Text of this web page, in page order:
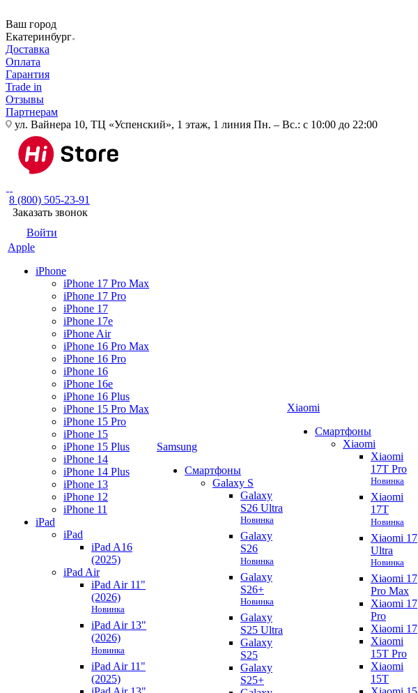
Ваш город
Екатеринбург
Доставка
Оплата
Гарантия
Trade in
Отзывы
Партнерам
ул. Вайнера 10, ТЦ «Успенский», 1 этаж, 1 линия Пн. – Вс.: с 10:00 до 22:00
8 (800) 505-23-91
Заказать звонок
Войти
Apple
iPhone
iPhone 17 Pro Max
iPhone 17 Pro
iPhone 17
iPhone 17e
iPhone Air
iPhone 16 Pro Max
iPhone 16 Pro
iPhone 16
iPhone 16e
iPhone 16 Plus
iPhone 15 Pro Max
iPhone 15 Pro
iPhone 15
iPhone 15 Plus
iPhone 14
iPhone 14 Plus
iPhone 13
iPhone 12
iPhone 11
iPad
iPad
iPad A16
(2025)
iPad Air
iPad Air 11"
(2026)
Новинка
iPad Air 13"
(2026)
Новинка
iPad Air 11"
(2025)
Samsung
Смартфоны
Galaxy S
Galaxy
S26 Ultra
Новинка
Galaxy
S26
Новинка
Galaxy
S26+
Новинка
Galaxy
S25 Ultra
Galaxy
S25
Galaxy
S25+
Xiaomi
Смартфоны
Xiaomi
Xiaomi
17T Pro
Новинка
Xiaomi
17T
Новинка
Xiaomi 17
Ultra
Новинка
Xiaomi 17
Pro Max
Xiaomi 17
Pro
Xiaomi 17
Xiaomi
15T Pro
Xiaomi
15T